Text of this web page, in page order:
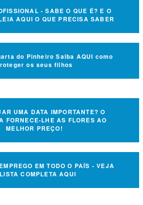
- SABE O QUE É? E O
AQUI O QUE PRECISA SABER
do Pinheiro Saiba AQUI como
os seus filhos
UMA DATA IMPORTANTE? O
FORNECE-LHE AS FLORES AO
MELHOR PREÇO!
EM TODO O PAÍS - VEJA
COMPLETA AQUI